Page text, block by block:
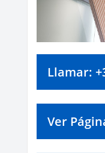
Llamar:
Ver